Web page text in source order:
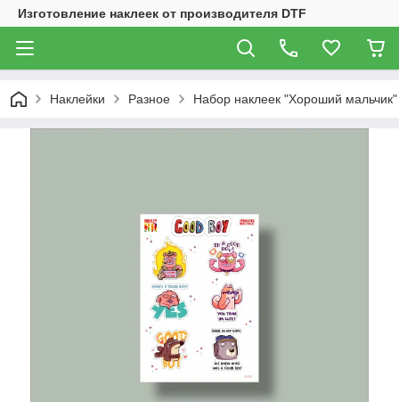
Изготовление наклеек от производителя DTF
Наклейки Разное Набор наклеек "Хороший мальчик"